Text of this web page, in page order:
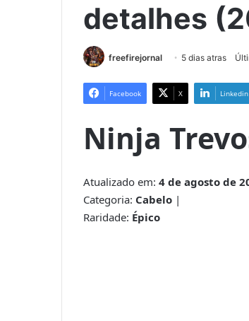
detalhes
freefirejornal 5 dias atras
Facebook X Linkedin
Ninja
Atualizado em: 4 de agosto de
Categoria: Cabelo |
Raridade: Épico